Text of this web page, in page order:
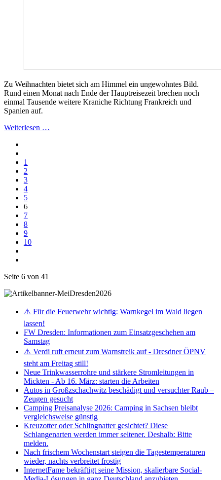
Zu Weihnachten bietet sich am Himmel ein ungewohntes Bild.
Rund einen Monat nach Ende der Hauptreisezeit brechen noch
einmal Tausende weitere Kraniche Richtung Frankreich und
Spanien auf.
Weiterlesen …
1
2
3
4
5
6
7
8
9
10
Seite 6 von 41
⚠️ Für die Feuerwehr wichtig: Warnkegel im Wald liegen
lassen!
FW Dresden: Informationen zum Einsatzgeschehen am
Samstag
⚠️ Verdi ruft erneut zum Warnstreik auf - Dresdner ÖPNV
steht am Freitag still!
Neue Trinkwasserrohre und stärkere Stromleitungen in
Mickten - Ab 16. März: starten die Arbeiten
Autos in Großzschachwitz beschädigt und versuchter Raub –
Zeugen gesucht
Camping Preisanalyse 2026: Camping in Sachsen bleibt
vergleichsweise günstig
Kreuzotter oder Schlingnatter gesichtet? Diese
Schlangenarten werden immer seltener. Deshalb: Bitte
melden.
Nach frischem Wochenstart steigen die Tagestemperaturen
wieder, nachts verbreitet frostig
InternetFame bekräftigt seine Mission, skalierbare Social-